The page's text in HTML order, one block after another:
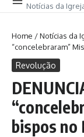
Notícias da
Home /Notícias da
“concelebraram”
Revolução
bispos no